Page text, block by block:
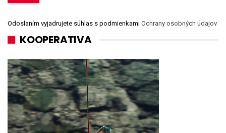
Odoslaním vyjadrujete súhlas s podmienkami Ochrany osobných údajov
KOOPERATIVA